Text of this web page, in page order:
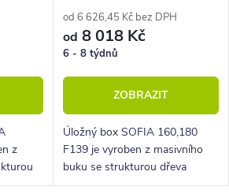
z
od 6 626,45 Kč bez DPH
od 8 018 Kč
6 - 8 týdnů
ZOBRAZIT
Úložný box SOFIA 160,180
F139 je vyroben z masivního
buku se strukturou dřeva
moderního parketového